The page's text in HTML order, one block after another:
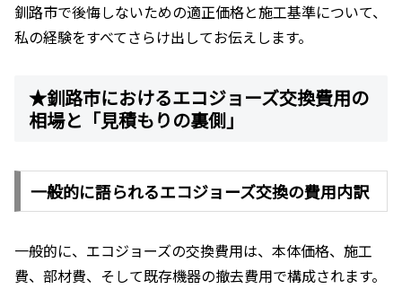
釧路市で後悔しないための適正価格と施工基準について、
私の経験をすべてさらけ出してお伝えします。
★釧路市におけるエコジョーズ交換費用の
相場と「見積もりの裏側」
一般的に語られるエコジョーズ交換の費用内訳
一般的に、エコジョーズの交換費用は、本体価格、施工
費、部材費、そして既存機器の撤去費用で構成されます。